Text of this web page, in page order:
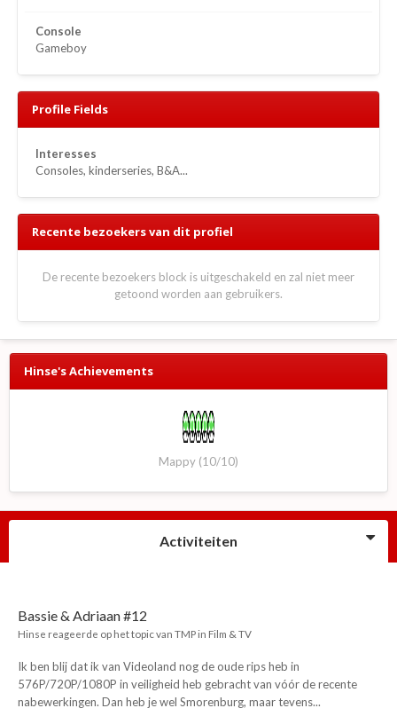
Console
Gameboy
Profile Fields
Interesses
Consoles, kinderseries, B&A...
Recente bezoekers van dit profiel
De recente bezoekers block is uitgeschakeld en zal niet meer
getoond worden aan gebruikers.
Hinse's Achievements
Mappy (10/10)
Activiteiten
Bassie & Adriaan #12
Hinse reageerde op het topic van TMP in Film & TV
Ik ben blij dat ik van Videoland nog de oude rips heb in
576P/720P/1080P in veiligheid heb gebracht van vóór de recente
nabewerkingen. Dan heb je wel Smorenburg, maar tevens...